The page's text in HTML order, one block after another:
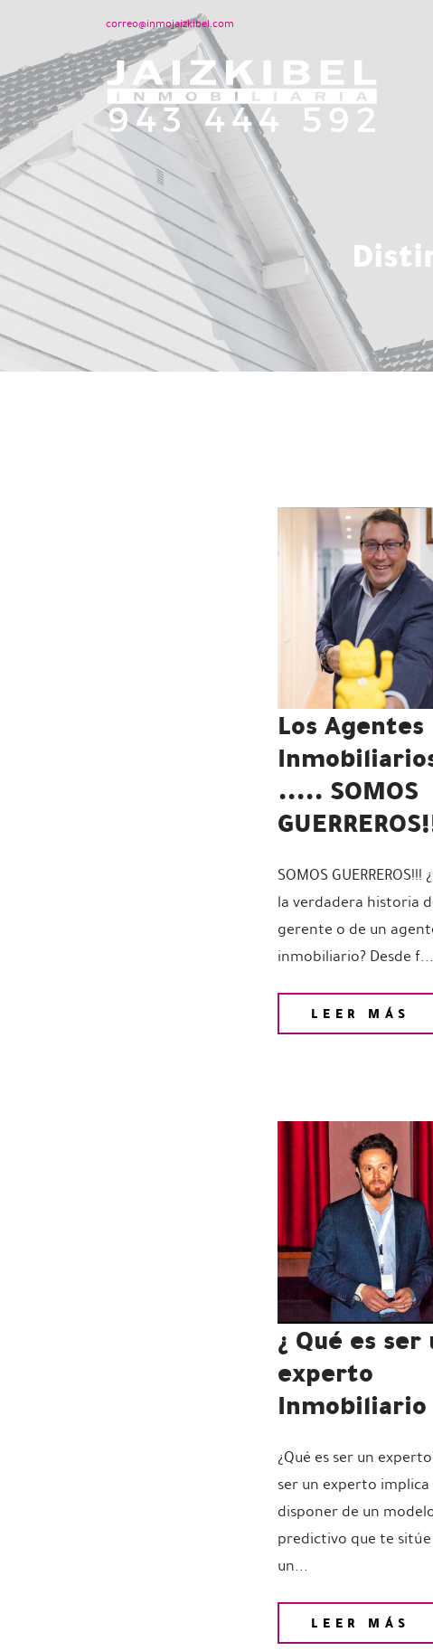
correo@inmojaizkibel.com
Los Agentes
..... SOMOS
SOMOS GUERREROS!!!
la verdadera historia
gerente o de un
inmobiliario? Desde f...
LEER MÁS
¿ Qué es ser
experto
Inmobiliario
¿Qué es ser un
ser un experto implica
disponer de un
predictivo que te
un...
LEER MÁS